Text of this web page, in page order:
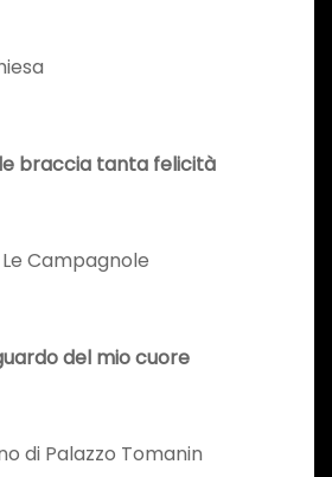
braccia tanta felicità
Campagnole
del mio cuore
di Palazzo Tomanin